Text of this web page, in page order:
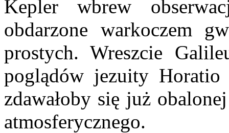
Kepler wbrew
obdarzone warkoczem
prostych. Wreszcie
poglądów jezuity Horatio
zdawałoby się już
atmosferycznego.